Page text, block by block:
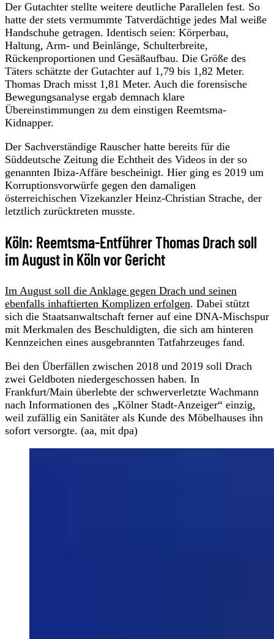
Der Gutachter stellte weitere deutliche Parallelen fest. So
hatte der stets vermummte Tatverdächtige jedes Mal weiße
Handschuhe getragen. Identisch seien: Körperbau,
Haltung, Arm- und Beinlänge, Schulterbreite,
Rückenproportionen und Gesäßaufbau. Die Größe des
Täters schätzte der Gutachter auf 1,79 bis 1,82 Meter.
Thomas Drach misst 1,81 Meter. Auch die forensische
Bewegungsanalyse ergab demnach klare
Übereinstimmungen zu dem einstigen Reemtsma-
Kidnapper.
Der Sachverständige Rauscher hatte bereits für die
Süddeutsche Zeitung die Echtheit des Videos in der so
genannten Ibiza-Affäre bescheinigt. Hier ging es 2019 um
Korruptionsvorwürfe gegen den damaligen
österreichischen Vizekanzler Heinz-Christian Strache, der
letztlich zurücktreten musste.
Köln: Reemtsma-Entführer Thomas Drach soll
im August in Köln vor Gericht
Im August soll die Anklage gegen Drach und seinen
ebenfalls inhaftierten Komplizen erfolgen. Dabei stützt
sich die Staatsanwaltschaft ferner auf eine DNA-Mischspur
mit Merkmalen des Beschuldigten, die sich am hinteren
Kennzeichen eines ausgebrannten Tatfahrzeuges fand.
Bei den Überfällen zwischen 2018 und 2019 soll Drach
zwei Geldboten niedergeschossen haben. In
Frankfurt/Main überlebte der schwerverletzte Wachmann
nach Informationen des „Kölner Stadt-Anzeiger“ einzig,
weil zufällig ein Sanitäter als Kunde des Möbelhauses ihn
sofort versorgte. (aa, mit dpa)